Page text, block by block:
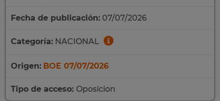
Fecha de publicación: 07/07/2026
Categoría: NACIONAL
Origen: BOE 07/07/2026
Tipo de acceso: Oposicion